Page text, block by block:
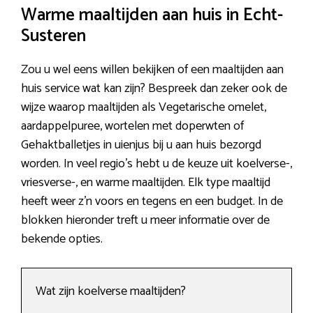
Warme maaltijden aan huis in Echt-
Susteren
Zou u wel eens willen bekijken of een maaltijden aan
huis service wat kan zijn? Bespreek dan zeker ook de
wijze waarop maaltijden als Vegetarische omelet,
aardappelpuree, wortelen met doperwten of
Gehaktballetjes in uienjus bij u aan huis bezorgd
worden. In veel regio’s hebt u de keuze uit koelverse-,
vriesverse-, en warme maaltijden. Elk type maaltijd
heeft weer z’n voors en tegens en een budget. In de
blokken hieronder treft u meer informatie over de
bekende opties.
Wat zijn koelverse maaltijden?